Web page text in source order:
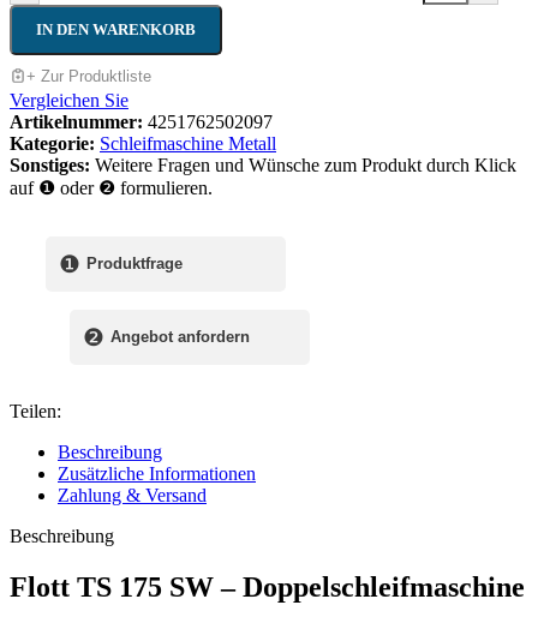
IN DEN WARENKORB
+ Zur Produktliste
Vergleichen Sie
Artikelnummer: 4251762502097
Kategorie: Schleifmaschine Metall
Sonstiges: Weitere Fragen und Wünsche zum Produkt durch Klick
auf ❶ oder ❷ formulieren.
❶ Produktfrage
❷ Angebot anfordern
Teilen:
Beschreibung
Zusätzliche Informationen
Zahlung & Versand
Beschreibung
Flott TS 175 SW – Doppelschleifmaschine